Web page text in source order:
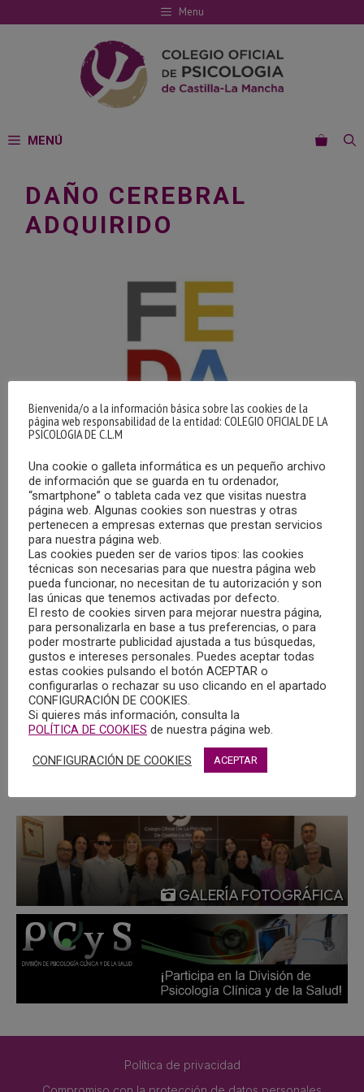
al
Menu
MENÚ
DAÑO CEREBRAL
ADQUIRIDO
V CONGRESO NACIONAL DE DAÑO CEREBRAL
ADQUIRIDO
05/03/2024
Los días 12 y 13 de abril de 2024, tendrá lugar el V
Congreso Nacional de Daño Cerebral Adquirido,
organizado por la Federación Española de Daño Cerebral
(FEDACE), entidad de ámbito estatal declarada de Utilidad
Pública, que apoya a las personas con Daño Cerebral
Adquirido y a sus familias en el ejercicio de sus derechos
de ciudadanía y en su plena inclusión en la comunidad.
MÁS
GALERÍA FOTOGRÁFICA
Política de privacidad
Bienvenida/o a la información básica sobre las cookies de la
página web responsabilidad de la entidad: COLEGIO OFICIAL DE LA
PSICOLOGIA DE C.L.M
Una cookie o galleta informática es un pequeño archivo
de información que se guarda en tu ordenador,
“smartphone” o tableta cada vez que visitas nuestra
página web. Algunas cookies son nuestras y otras
pertenecen a empresas externas que prestan servicios
para nuestra página web.
Las cookies pueden ser de varios tipos: las cookies
técnicas son necesarias para que nuestra página web
pueda funcionar, no necesitan de tu autorización y son
las únicas que tenemos activadas por defecto.
El resto de cookies sirven para mejorar nuestra página,
para personalizarla en base a tus preferencias, o para
poder mostrarte publicidad ajustada a tus búsquedas,
gustos e intereses personales. Puedes aceptar todas
estas cookies pulsando el botón ACEPTAR o
configurarlas o rechazar su uso clicando en el apartado
CONFIGURACIÓN DE COOKIES.
Si quieres más información, consulta la
POLÍTICA DE COOKIES de nuestra página web.
CONFIGURACIÓN DE COOKIES ACEPTAR